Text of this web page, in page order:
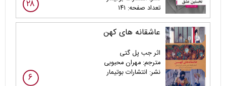
تعداد صفحه: ۱۴۱
۲۸
عاشقانه های کهن
اثر جب پل گتی
مترجم: مهران محبوبی
نشر: انتشارات بوتیمار
۶